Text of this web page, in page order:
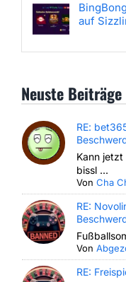
auf
Neuste
RE:
Kann jetzt
bissl ...
VonCha
RE:
Von
RE: